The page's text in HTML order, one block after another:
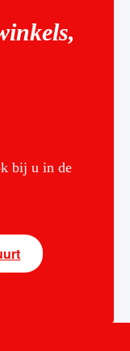
bij u in de